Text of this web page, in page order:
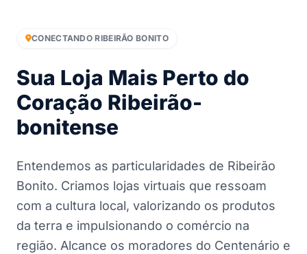
CONECTANDO RIBEIRÃO BONITO
Sua Loja Mais Perto do
Coração Ribeirão-
bonitense
Entendemos as particularidades de Ribeirão
Bonito. Criamos lojas virtuais que ressoam
com a cultura local, valorizando os produtos
da terra e impulsionando o comércio na
região. Alcance os moradores do Centenário e